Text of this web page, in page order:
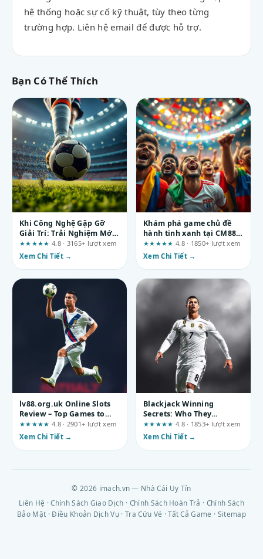
hệ thống hoặc sự cố kỹ thuật, tùy theo từng
trường hợp. Liên hệ email để được hỗ trợ.
Bạn Có Thể Thích
Khi Công Nghệ Gặp Gỡ
Giải Trí: Trải Nghiệm Mới
Tại man88
★★★★★ 4.8 · 3165+ lượt xem
Xem Chi Tiết →
Khám phá game chủ đề
hành tinh xanh tại CM88:
Cách kiểm chứng quảng
cáo trước khi chơi
★★★★★ 4.8 · 1850+ lượt xem
Xem Chi Tiết →
lv88.org.uk Online Slots
Review – Top Games to
Explore
★★★★★ 4.8 · 2901+ lượt xem
Xem Chi Tiết →
Blackjack Winning
Secrets: Who They
Actually Help and Who
Should Walk Away
★★★★★ 4.8 · 1853+ lượt xem
Xem Chi Tiết →
© 2026 imach.vn — Nhà Cái Uy Tín
Liên Hệ ·Chính Sách Giao Dịch · Chính Sách Hoàn Trả · Chính Sách
Bảo Mật ·Điều Khoản Dịch Vụ ·Tra Cứu Vé ·Tất Cả Game · Sitemap